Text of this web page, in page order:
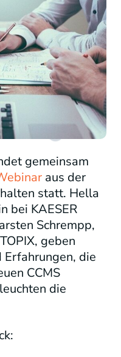
gemeinsam
aus der
statt. Hella
bei KAESER
Schrempp,
geben
Erfahrungen, die
CCMS
die